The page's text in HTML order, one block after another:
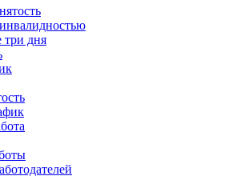
три дня